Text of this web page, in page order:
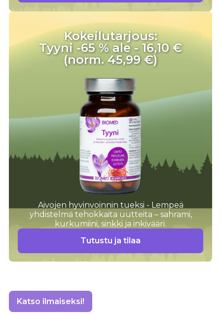
Kokeilutarjous:
Tyyni -65 % ale - 16,10 €
(norm. 45,99 €)
Aivojen hyvinvoinnin tueksi - Lempeä
yhdistelmä tehokkaita uutteita – sahrami,
kurkumiini, sinkki ja inkivääri.
Tutustu ja tilaa
Katso ilmaiseksi!